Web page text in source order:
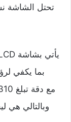
بما يكفي
وبالتالي هي